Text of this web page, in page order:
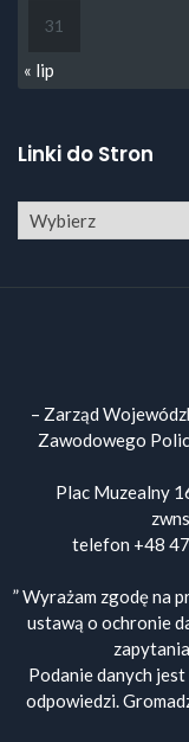
31
« lip
Linki do Stron
– Zarząd
Zawodowego
Plac Muzealny
telefon +48
” Wyrażam zgodę na
ustawą o ochronie
Podanie danych
odpowiedzi.